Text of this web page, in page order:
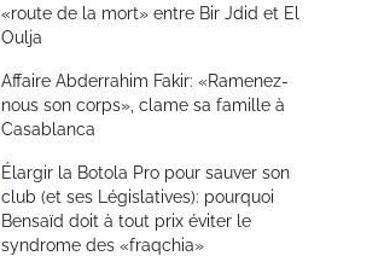
«route de la mort» entre Bir Jdid et El
Oulja
Affaire Abderrahim Fakir: «Ramenez-
nous son corps», clame sa famille à
Casablanca
Élargir la Botola Pro pour sauver son
club (et ses Législatives): pourquoi
Bensaïd doit à tout prix éviter le
syndrome des «fraqchia»